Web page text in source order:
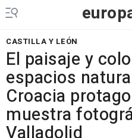
CASTILLA Y LEÓN
El paisaje y
espacios
Croacia
muestra